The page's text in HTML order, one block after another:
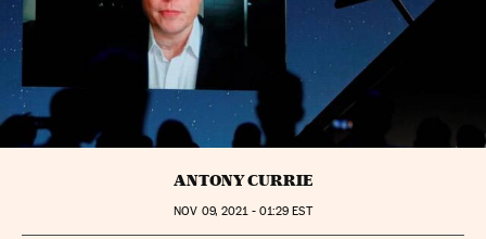
ANTONY CURRIE
NOV 09, 2021 - 01:29 EST